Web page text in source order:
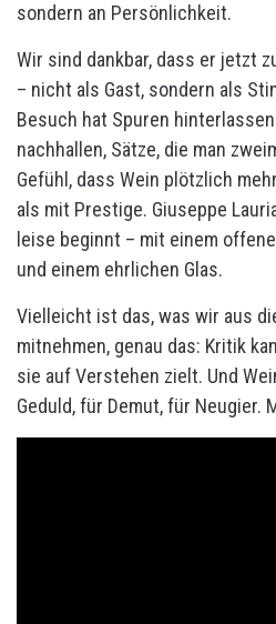
sondern an Persönlichkeit.
Wir sind dankbar, dass er jetzt
– nicht als Gast, sondern als
Besuch hat Spuren
nachhallen, Sätze, die man
Gefühl, dass Wein plötzlich
als mit Prestige. Giuseppe
leise beginnt – mit einem
und einem ehrlichen Glas.
Vielleicht ist das, was wir aus
mitnehmen, genau das: Kritik
sie auf Verstehen zielt. Und
Geduld, für Demut, für Neugier.